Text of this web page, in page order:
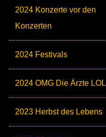
2024 Konzerte vor den
Konzerten
2024 Festivals
2024 OMG Die Ärzte LOL
2023 Herbst des Lebens